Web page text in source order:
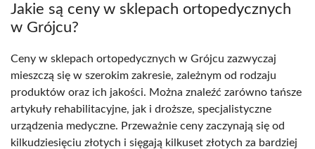
Jakie są ceny w sklepach ortopedycznych
w Grójcu?
Ceny w sklepach ortopedycznych w Grójcu zazwyczaj
mieszczą się w szerokim zakresie, zależnym od rodzaju
produktów oraz ich jakości. Można znaleźć zarówno tańsze
artykuły rehabilitacyjne, jak i droższe, specjalistyczne
urządzenia medyczne. Przeważnie ceny zaczynają się od
kilkudziesięciu złotych i sięgają kilkuset złotych za bardziej